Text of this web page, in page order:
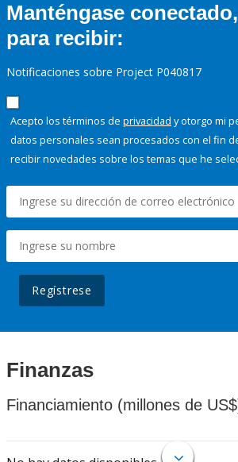
Manténgase
para recibir:
Notificaciones sobre Project P040817
Acepto los términos de privacidad y otorgo mi
datos personales sean procesados con el fin
recibir novedades sobre los temas que he
Regístrese
Finanzas
Financiamiento (millones de